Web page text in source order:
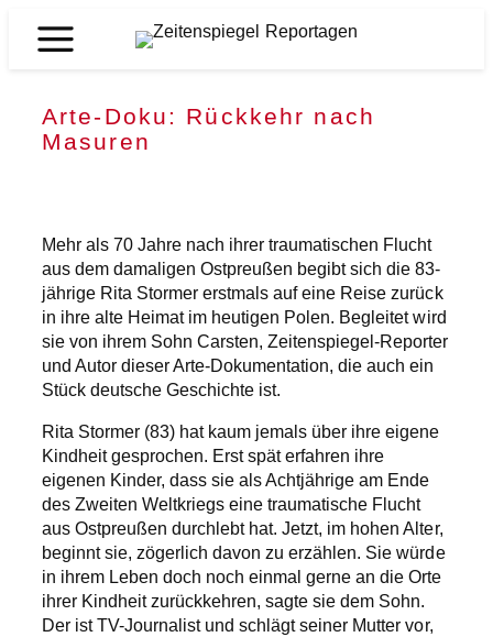
Inhalt
Zeitenspiegel
Arte-Doku: Rückkehr nach
Masuren
Mehr als 70 Jahre nach ihrer traumatischen Flucht
aus dem damaligen Ostpreußen begibt sich die 83-
jährige Rita Stormer erstmals auf eine Reise zurück
in ihre alte Heimat im heutigen Polen. Begleitet wird
sie von ihrem Sohn Carsten, Zeitenspiegel-Reporter
und Autor dieser Arte-Dokumentation, die auch ein
Stück deutsche Geschichte ist.
Rita Stormer (83) hat kaum jemals über ihre eigene
Kindheit gesprochen. Erst spät erfahren ihre
eigenen Kinder, dass sie als Achtjährige am Ende
des Zweiten Weltkriegs eine traumatische Flucht
aus Ostpreußen durchlebt hat. Jetzt, im hohen Alter,
beginnt sie, zögerlich davon zu erzählen. Sie würde
in ihrem Leben doch noch einmal gerne an die Orte
ihrer Kindheit zurückkehren, sagte sie dem Sohn.
Der ist TV-Journalist und schlägt seiner Mutter vor,